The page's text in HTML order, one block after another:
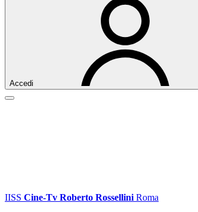
Accedi
IISS Cine-Tv Roberto Rossellini Roma